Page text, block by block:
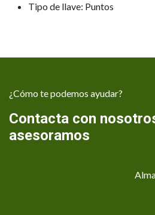
Tipo de llave: Puntos
¿Cómo te podemos ayudar?
Contacta con
asesoramos